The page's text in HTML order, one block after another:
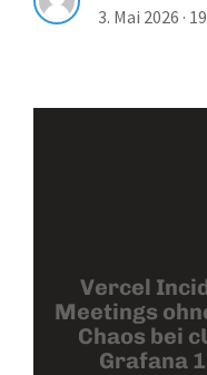
3. Mai 2026 ·
Vercel
Meetings
Chaos bei
Grafana